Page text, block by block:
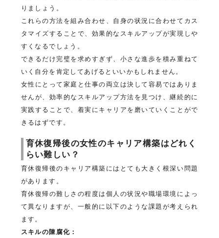
りましょう。
これらの方法を組み合わせ、自身の状況に合わせてカス
タマイズすることで、効果的なスキルアップが実現しや
すくなるでしょう。
できるだけ完璧を求めすぎず、小さな進歩を積み重ねて
いく自分を肯定してあげるといいかもしれません。
女性にとって家庭と仕事の両立は決して容易ではありま
せんが、効率的なスキルアップ方法を見つけ、継続的に
実践することで、着実にキャリアを磨いていくことがで
きるはずです。
育休復帰後の女性のキャリア構築はどれく
らい難しい？
育休復帰後のキャリア構築にはとても大きく根深い問題
があります。
育休復帰の難しさの程度は個人の状況や職場環境によっ
て異なりますが、一般的に以下のような課題が考えられ
ます。
スキルの陳腐化：